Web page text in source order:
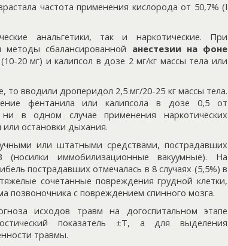
частота применения кислорода от 50,7% (I
анальгетики, так и наркотические. При
сбалансированной анестезии на фоне
20 мг) и калипсол в дозе 2 мг/кг массы тела или
вводили дроперидол 2,5 мг/20-25 кг массы тела.
фентанила или калипсола в дозе 0,5 от
в одном случае применения наркотических
или остановки дыхания.
или штатными средствами, пострадавших
иммобилизационные вакуумные). На
пострадавших отмечалась в 8 случаях (5,5%) в
сочетанные повреждения грудной клетки,
позвоночника с повреждением спинного мозга.
исходов травм на догоспитальном этапе
показатель ±Т, а для выделения
травмы.